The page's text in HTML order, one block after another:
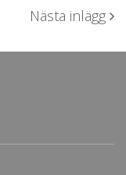
Nästa inlägg